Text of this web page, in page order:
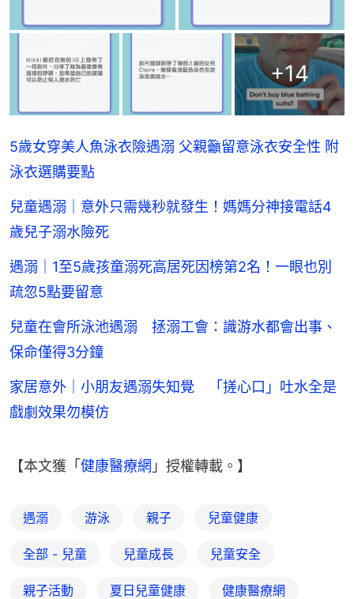
+14
5歲女穿美人魚泳衣險遇溺 父親籲留意泳衣安全性 附
泳衣選購要點
兒童遇溺｜意外只需幾秒就發生！媽媽分神接電話4
歲兒子溺水險死
遇溺｜1至5歲孩童溺死高居死因榜第2名！一眼也別
疏忽5點要留意
兒童在會所泳池遇溺 拯溺工會：識游水都會出事、
保命僅得3分鐘
家居意外｜小朋友遇溺失知覺 「搓心口」吐水全是
戲劇效果勿模仿
【本文獲「健康醫療網 」授權轉載。】
遇溺 游泳 親子 兒童健康
全部 - 兒童 兒童成長 兒童安全
親子活動 夏日兒童健康 健康醫療網